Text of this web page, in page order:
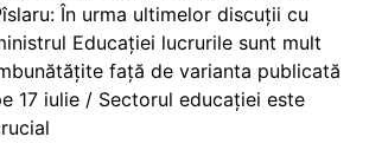
În urma ultimelor discuții cu
Educației lucrurile sunt mult
față de varianta publicată
17 iulie / Sectorul educației este